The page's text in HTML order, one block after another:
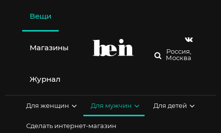
содержимому
Вещи
Магазины
Журнал
Россия,
Москва
Для женщин Для мужчин Для детей
Сделать интернет-магазин